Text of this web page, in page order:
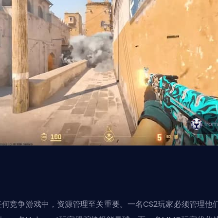
竞争游戏中，资源管理至关重要。一名CS2玩家必须管理他